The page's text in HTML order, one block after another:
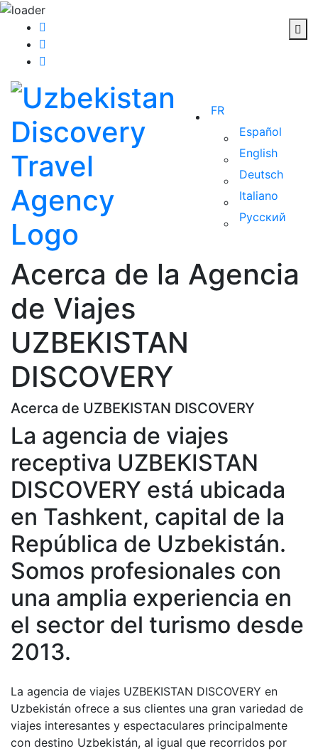
FR
Español
English
Deutsch
Italiano
Русский
Acerca de la Agencia
de Viajes
UZBEKISTAN
DISCOVERY
Acerca de UZBEKISTAN DISCOVERY
La agencia de viajes
receptiva UZBEKISTAN
DISCOVERY está ubicada
en Tashkent, capital de la
República de Uzbekistán.
Somos profesionales con
una amplia experiencia en
el sector del turismo desde
2013.
La agencia de viajes UZBEKISTAN DISCOVERY en
Uzbekistán ofrece a sus clientes una gran variedad de
viajes interesantes y espectaculares principalmente
con destino Uzbekistán, al igual que recorridos por